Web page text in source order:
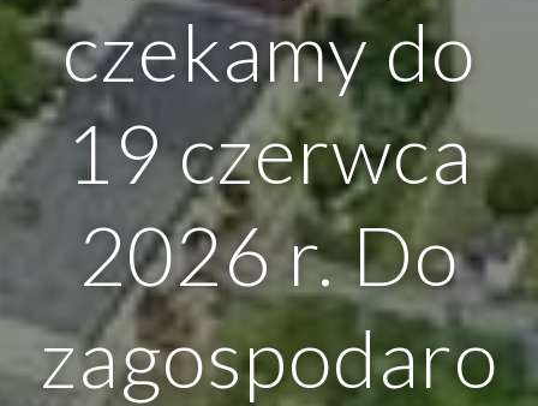
czekamy do
19 czerwca
2026 r. Do
zagospodaro